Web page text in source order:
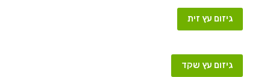
גיזום עץ זית
גיזום עץ שקד